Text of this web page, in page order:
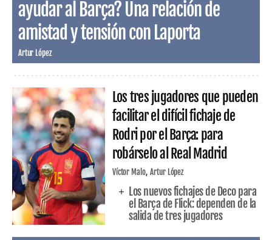
ayudar al Barça? Una relación de
amistad y tensión con Laporta
Artur López
Los tres jugadores que pueden
facilitar el difícil fichaje de
Rodri por el Barça: para
robárselo al Real Madrid
Víctor Malo Artur López
Los nuevos fichajes de Deco para
el Barça de Flick: dependen de la
salida de tres jugadores